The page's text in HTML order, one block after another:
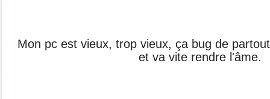
Mon pc est vieux, trop vieux, ça bug de
et va vite rendre l'âme.